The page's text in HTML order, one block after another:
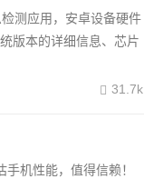
测应用，安卓设备硬件
版本的详细信息、芯片
31.7k
机性能，值得信赖！